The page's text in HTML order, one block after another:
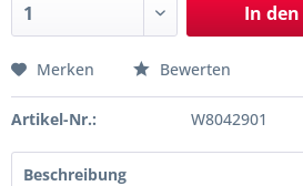
In den
Merken Bewerten
Artikel-Nr.: W8042901
Beschreibung